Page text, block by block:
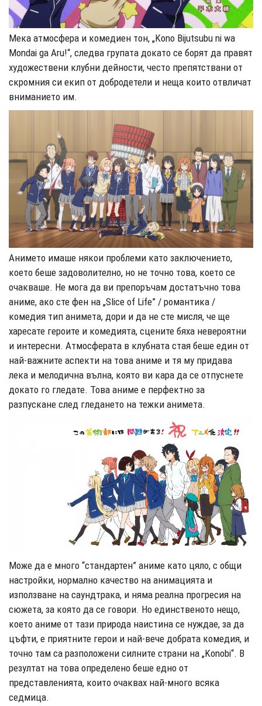
Мека атмосфера и комедиен тон, „Kono Bijutsubu ni wa
Mondai ga Aru!“, следва групата докато се борят да правят
художествени клубни дейности, често препятствани от
скромния си екип от добродетели и неща които отвличат
вниманието им.
Анимето имаше някои проблеми като заключението,
което беше задоволително, но не точно това, което се
очакваше. Не мога да ви препоръчам достатъчно това
аниме, ако сте фен на „Slice of Life” / романтика /
комедия тип анимета, дори и да не сте мисля, че ще
харесате героите и комедията, сцените бяха невероятни
и интересни. Атмосферата в клубната стая беше един от
най-важните аспекти на това аниме и тя му придава
лека и мелодична вълна, която ви кара да се отпуснете
докато го гледате. Това аниме е перфектно за
разпускане след гледането на тежки анимета.
Може да е много “стандартен” аниме като цяло, с общи
настройки, нормално качество на анимацията и
използване на саундтрака, и няма реална прогресия на
сюжета, за която да се говори. Но единственото нещо,
което аниме от тази природа наистина се нуждае, за да
цъфти, е приятните герои и най-вече добрата комедия, и
точно там са разположени силните страни на „Konobi“. В
резултат на това определено беше едно от
представленията, които очаквах най-много всяка
седмица.